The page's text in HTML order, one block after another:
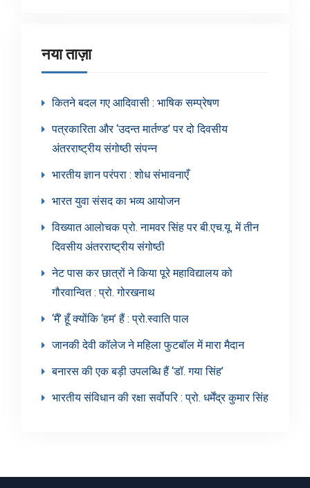
नया ताज़ा
कितने बदल गए आदिवासी : भाषिक सम्प्रेषण
पत्रकारिता और ‘उदन्त मार्तण्ड’ पर दो दिवसीय
अंतरराष्ट्रीय संगोष्ठी संपन्न
भारतीय ज्ञान परंपरा : शोध संभावनाएँ
भारत युवा संसद का भव्य आयोजन
विख्यात आलोचक प्रो. नामवर सिंह पर बी.एच.यू. में तीन
दिवसीय अंतरराष्ट्रीय संगोष्ठी
नेट पास कर छात्रों ने किया पूरे महाविद्यालय को
गौरवान्वित : प्रो. गोरखनाथ
‘मैं’ हूँ क्योंकि ‘हम’ हैं : प्रो.स्वाति पाल
जानकी देवी कॉलेज ने महिला फुटबॉल में मारा मैदान
बनारस की एक बड़ी उपलब्धि हैं ‘डॉ. गया सिंह’
भारतीय संविधान की रक्षा सर्वोपरि : प्रो. धर्मेंद्र कुमार सिंह